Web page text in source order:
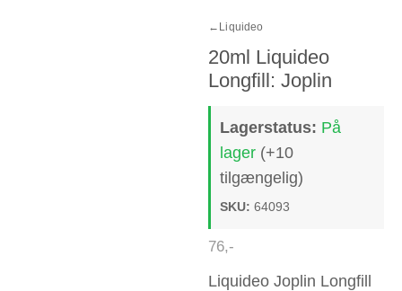
← Liquideo
20ml Liquideo
Longfill: Joplin
Lagerstatus: På
lager (+10
tilgængelig)
SKU: 64093
76,-
Liquideo Joplin Longfill